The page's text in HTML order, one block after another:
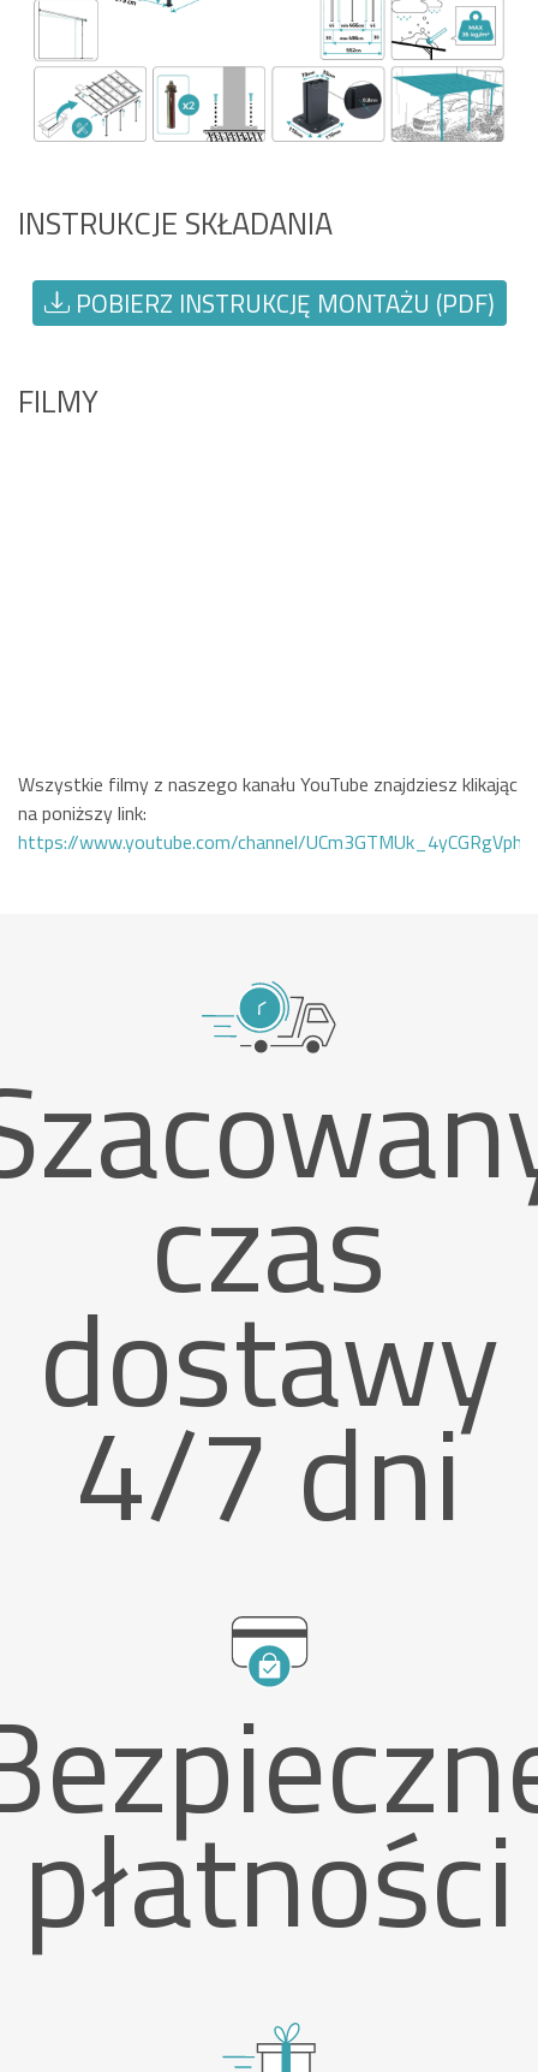
INSTRUKCJE SKŁADANIA
POBIERZ INSTRUKCJĘ MONTAŻU (PDF)
FILMY
Wszystkie filmy z naszego kanału YouTube znajdziesz klikając
na poniższy link:
https://www.youtube.com/channel/
czas
dostawy
4/7 dni
płatności